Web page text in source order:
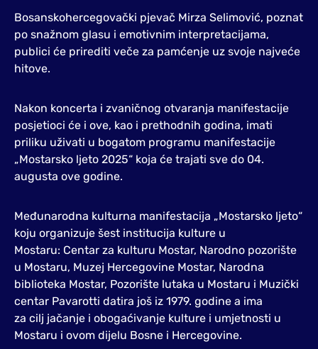
Bosanskohercegovački pjevač Mirza Selimović, poznat
po snažnom glasu i emotivnim interpretacijama,
publici će prirediti veče za pamćenje uz svoje najveće
hitove.
Nakon koncerta i zvaničnog otvaranja manifestacije
posjetioci će i ove, kao i prethodnih godina, imati
priliku uživati u bogatom programu manifestacije
„Mostarsko ljeto 2025“ koja će trajati sve do 04.
augusta ove godine.
Međunarodna kulturna manifestacija „Mostarsko ljeto“
koju organizuje šest institucija kulture u
Mostaru: Centar za kulturu Mostar, Narodno pozorište
u Mostaru, Muzej Hercegovine Mostar, Narodna
biblioteka Mostar, Pozorište lutaka u Mostaru i Muzički
centar Pavarotti datira još iz 1979. godine a ima
za cilj jačanje i obogaćivanje kulture i umjetnosti u
Mostaru i ovom dijelu Bosne i Hercegovine.